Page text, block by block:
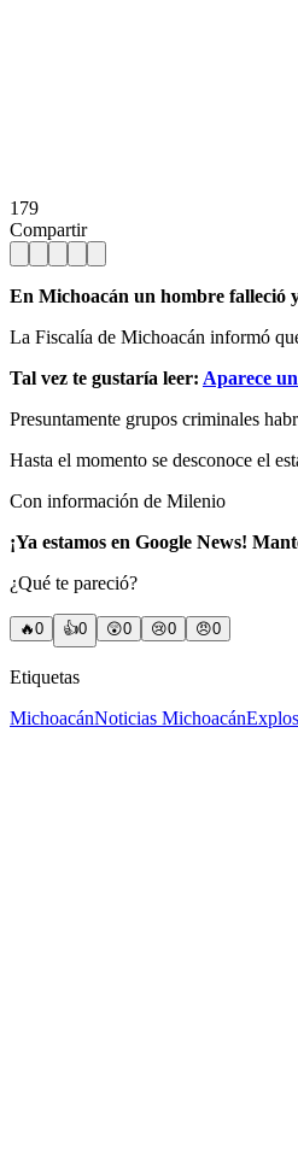
179
Compartir
En Michoacán un hombre falleció
La Fiscalía de Michoacán informó
Tal vez te gustaría leer: Aparece
Presuntamente grupos criminales
Hasta el momento se desconoce el
Con información de Milenio
¡Ya estamos en Google News!
¿Qué te pareció?
🔥0 👍0 😲0 😢0 😠0
Etiquetas
MichoacánNoticias Michoacán